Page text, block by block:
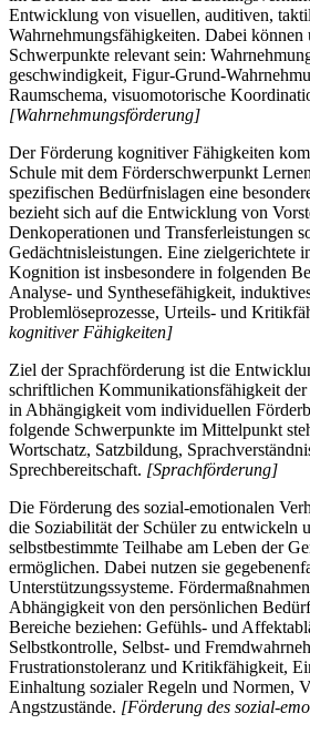
Entwicklung von visuellen, auditiven,
Wahrnehmungsfähigkeiten. Dabei können
Schwerpunkte relevant sein:
geschwindigkeit, Figur-Grund-
Raumschema, visuomotorische
[Wahrnehmungsförderung]
Der Förderung kognitiver Fähigkeiten
Schule mit dem Förderschwerpunkt
spezifischen Bedürfnislagen eine
bezieht sich auf die Entwicklung von
Denkoperationen und Transferleistungen
Gedächtnisleistungen. Eine zielgerichtete
Kognition ist insbesondere in folgenden
Analyse- und Synthesefähigkeit,
Problemlöseprozesse, Urteils- und
kognitiver Fähigkeiten]
Ziel der Sprachförderung ist die
schriftlichen Kommunikationsfähigkeit der
in Abhängigkeit vom individuellen
folgende Schwerpunkte im Mittelpunkt
Wortschatz, Satzbildung,
Sprechbereitschaft. [Sprachförderung]
Die Förderung des sozial-emotionalen
die Soziabilität der Schüler zu entwickeln
selbstbestimmte Teilhabe am Leben der
ermöglichen. Dabei nutzen sie
Unterstützungssysteme.
Abhängigkeit von den persönlichen
Bereiche beziehen: Gefühls- und
Selbstkontrolle, Selbst- und
Frustrationstoleranz und Kritikfähigkeit,
Einhaltung sozialer Regeln und Normen,
Angstzustände. [Förderung des sozial-